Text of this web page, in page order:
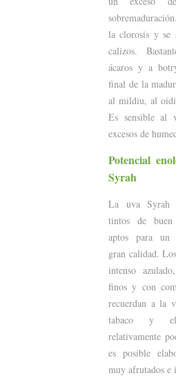
la clorosis y se
calizos.
ácaros y a
final de la
al mildiu, al
Es sensible al
excesos de
Potencial
Syrah
La uva Syrah
tintos de buen
aptos para un
gran calidad.
intenso
finos y con
recuerdan a la
tabaco y
relativamente
es posible
muy afrutados e